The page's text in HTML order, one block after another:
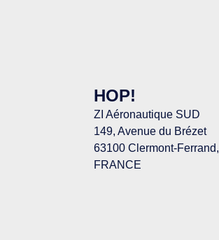
HOP!
ZI Aéronautique SUD
149, Avenue du Brézet
63100 Clermont-Ferrand,
FRANCE